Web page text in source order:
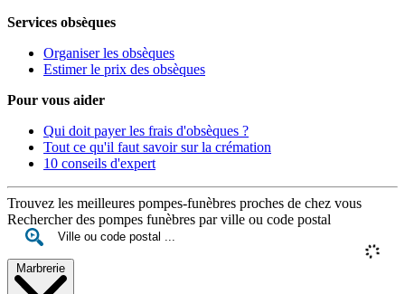
Services obsèques
Organiser les obsèques
Estimer le prix des obsèques
Pour vous aider
Qui doit payer les frais d'obsèques ?
Tout ce qu'il faut savoir sur la crémation
10 conseils d'expert
Trouvez les meilleures pompes-funèbres proches de chez vous
Rechercher des pompes funèbres par ville ou code postal
Marbrerie